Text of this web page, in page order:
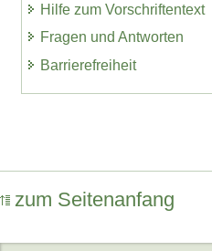
Hilfe zum Vorschriftentext
Fragen und Antworten
Barrierefreiheit
zum Seitenanfang